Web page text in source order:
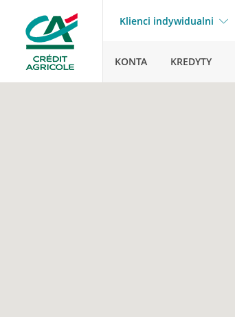
Klienci indywidualni
KONTA KREDYTY